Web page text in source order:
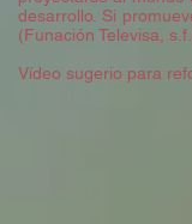
desarrollo. Si
(Funación Televisa,
Vídeo sugerio para